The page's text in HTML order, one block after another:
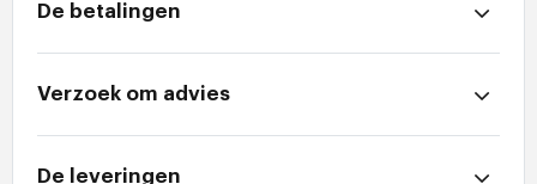
De betalingen
Verzoek om advies
De leveringen